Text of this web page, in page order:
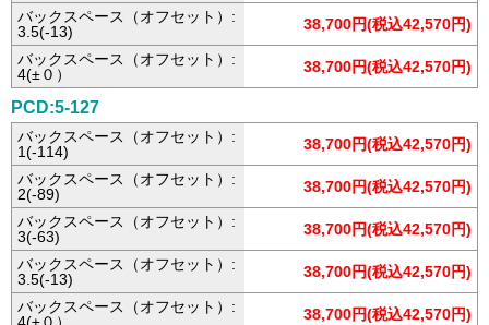
バックスペース（オフセット）:
3.5(-13)
38,700円(税込42,570円)
バックスペース（オフセット）:
4(±０）
38,700円(税込42,570円)
PCD:5-127
バックスペース（オフセット）:
1(-114)
38,700円(税込42,570円)
バックスペース（オフセット）:
2(-89)
38,700円(税込42,570円)
バックスペース（オフセット）:
3(-63)
38,700円(税込42,570円)
バックスペース（オフセット）:
3.5(-13)
38,700円(税込42,570円)
バックスペース（オフセット）:
38,700円(税込42,570円)